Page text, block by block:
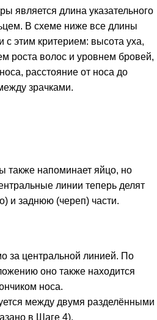
является длина указательного
В схеме ниже все длины
с этим критерием: высота уха,
роста волос и уровнем бровей,
расстояние от носа до
зрачками.
также напоминает яйцо, но
линии теперь делят
и заднюю (череп) части.
за центральной линией. По
оно также находится
носа.
между двумя разделёнными
в Шаге 4).